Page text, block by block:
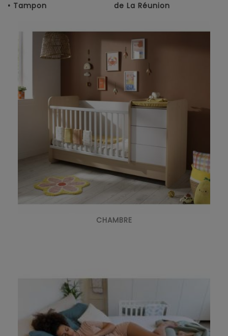
• Tampon
de La Réunion
CHAMBRE